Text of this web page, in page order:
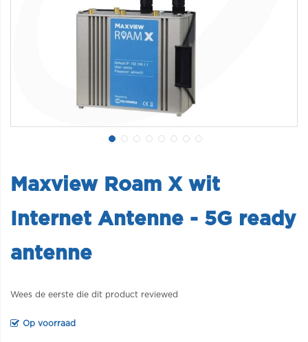
Maxview Roam X wit
Internet Antenne - 5G ready
antenne
Wees de eerste die dit product reviewed
Op voorraad